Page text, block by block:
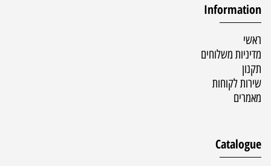
Information
ראשי
מדיניות משלוחים
תקנון
שירות לקוחות
מאמרים
Catalogue